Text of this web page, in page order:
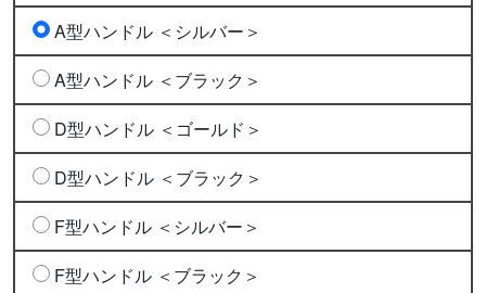
A型ハンドル ＜シルバー＞
A型ハンドル ＜ブラック＞
D型ハンドル ＜ゴールド＞
D型ハンドル ＜ブラック＞
F型ハンドル ＜シルバー＞
F型ハンドル ＜ブラック＞